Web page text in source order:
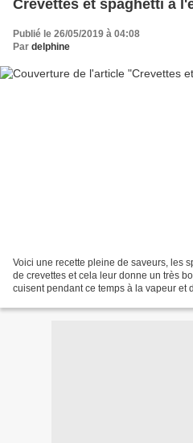
Crevettes et spaghetti à
Publié le 26/05/2019 à 04:08
Par delphine
Voici une recette pleine de saveurs, les
de crevettes et cela leur donne un très
cuisent pendant ce temps à la vapeur et